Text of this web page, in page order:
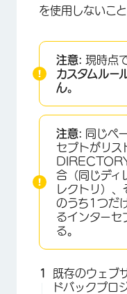
を使用しないこ
注意: 現時点
カスタムルー
ん。
注意: 同じペ
セプトがリス
合（同じディ
レクトリ）
のうち1つだ
るインターセ
る。
既存のウェブ
ドバックプロ